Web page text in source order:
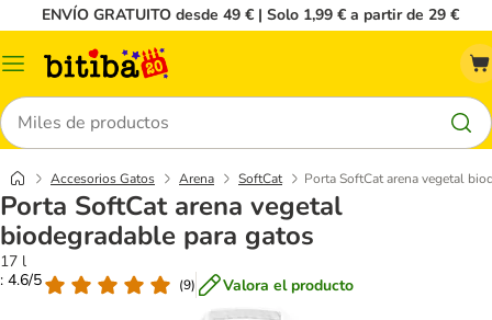
ENVÍO GRATUITO desde 49 € | Solo 1,99 € a partir de 29 €
Menú
Buscar
Accesorios Gatos Arena SoftCat Porta SoftCat arena vegetal
Porta SoftCat arena vegetal
biodegradable para gatos
17 l
: 4.6/5
(9) Valora el producto